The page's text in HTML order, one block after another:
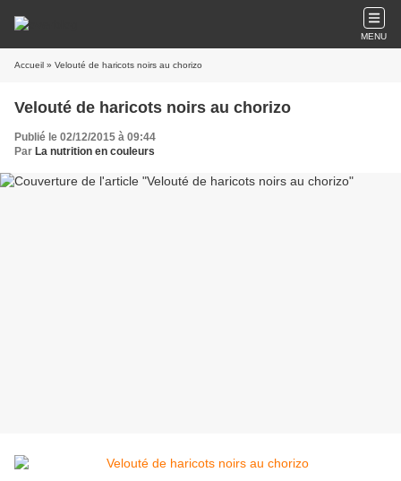
MENU
Accueil » Velouté de haricots noirs au chorizo
Velouté de haricots noirs au chorizo
Publié le 02/12/2015 à 09:44
Par La nutrition en couleurs